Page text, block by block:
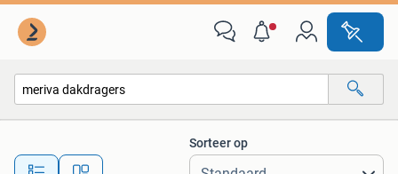
Alle afstanden…
Sorteer op